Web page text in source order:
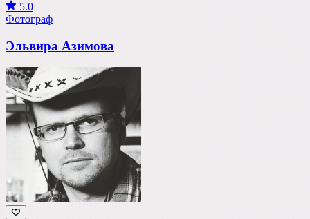
5.0
Фотограф
Эльвира Азимова